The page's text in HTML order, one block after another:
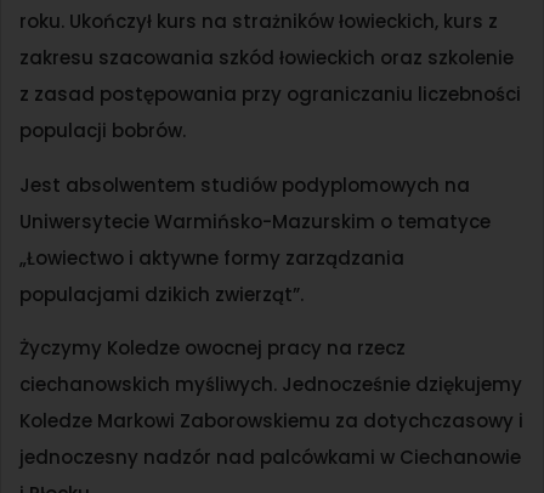
roku. Ukończył kurs na strażników łowieckich, kurs z
zakresu szacowania szkód łowieckich oraz szkolenie
z zasad postępowania przy ograniczaniu liczebności
populacji bobrów.
Jest absolwentem studiów podyplomowych na
Uniwersytecie Warmińsko-Mazurskim o tematyce
„Łowiectwo i aktywne formy zarządzania
populacjami dzikich zwierząt”.
Życzymy Koledze owocnej pracy na rzecz
ciechanowskich myśliwych. Jednocześnie dziękujemy
Koledze Markowi Zaborowskiemu za dotychczasowy i
jednoczesny nadzór nad palcówkami w Ciechanowie